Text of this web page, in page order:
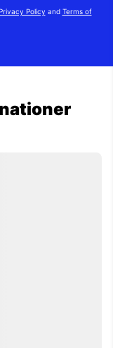
Policy and Terms of